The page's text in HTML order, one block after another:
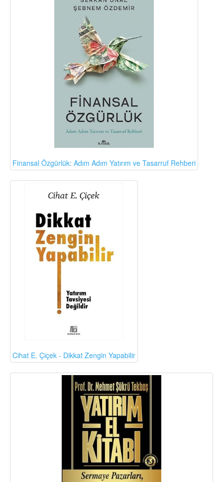
Finansal Özgürlük: Adım Adım Yatırım ve Tasarruf Rehberi
Cihat E. Çiçek - Dikkat Zengin Yapabilir